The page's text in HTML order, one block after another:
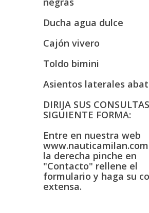
Ducha agua dulce
Cajón vivero
Toldo bimini
Asientos laterales
DIRIJA SUS
SIGUIENTE FORMA:
Entre en nuestra web
la derecha pinche en
"Contacto" rellene el
formulario y haga su
extensa.